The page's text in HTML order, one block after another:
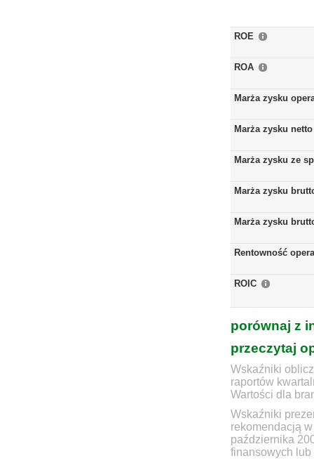
ROE
ROA
Marża zysku
Marża zysku netto
Marża zysku ze
Marża zysku
Marża zysku
Rentowność
ROIC
porównaj z
przeczytaj
Wskaźniki
raportów
Wartości dla
Wskaźniki
rekomendacją
października
finansowych lub